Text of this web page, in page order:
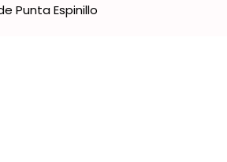
Punta Espinillo